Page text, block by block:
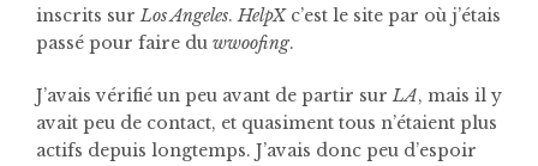
inscrits surLos Angeles.HelpXc’est le site par où j’étais
passé pour faire du wwoofing.
J’avais vérifié un peu avant de partir surLA, mais il y
avait peu de contact, et quasiment tous n’étaient plus
actifs depuis longtemps. J’avais donc peu d’espoir